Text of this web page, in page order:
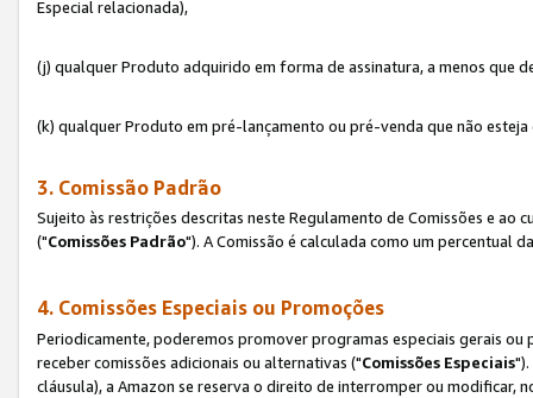
Especial relacionada),
(j) qualquer Produto adquirido em forma de assinatura, a menos que
(k) qualquer Produto em pré-lançamento ou pré-venda que não
3. Comissão Padrão
Sujeito às restrições descritas neste Regulamento de Comissões e ao
("Comissões Padrão"). A Comissão é calculada como um percentual
4. Comissões Especiais ou Promoções
Periodicamente, poderemos promover programas especiais gerais
receber comissões adicionais ou alternativas ("Comissões Especiais
cláusula), a Amazon se reserva o direito de interromper ou